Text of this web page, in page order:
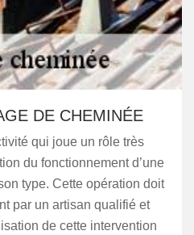
DE CHEMINÉE
qui joue un rôle très
du fonctionnement d’une
type. Cette opération doit
par un artisan qualifié et
de cette intervention